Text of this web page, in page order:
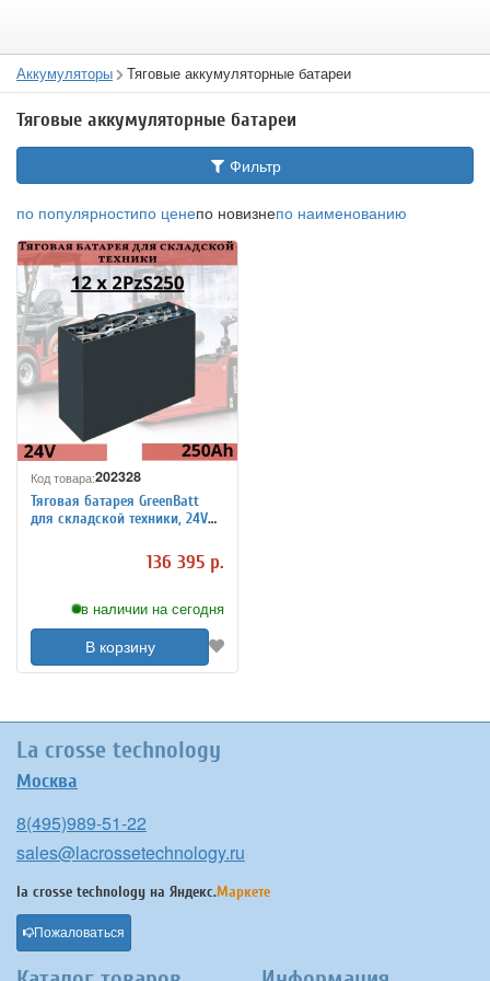
Аккумуляторы Тяговые аккумуляторные батареи
Тяговые аккумуляторные батареи
Фильтр
по популярностипо ценепо новизнепо наименованию
Код товара:202328
Тяговая батарея GreenBatt
для складской техники, 24V
136 395 р.
в наличии на сегодня
В корзину
La crosse technology
Москва
8(495)989-51-22
sales@lacrossetechnology.ru
la crosse technology на Яндекс.Маркете
Пожаловаться